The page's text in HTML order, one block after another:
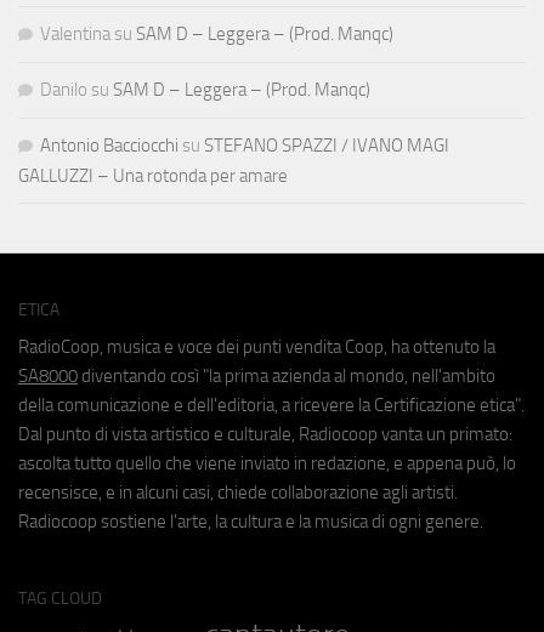
Valentina su SAM D – Leggera – (Prod. Manqc)
Danilo su SAM D – Leggera – (Prod. Manqc)
Antonio Bacciocchi su STEFANO SPAZZI / IVANO MAGI
GALLUZZI – Una rotonda per amare
ETICA
RadioCoop, musica e voce dei punti vendita Coop, ha ottenuto la
SA8000 diventando così "la prima azienda al mondo, nell'ambito
della comunicazione e dell'editoria, a ricevere la Certificazione etica".
Dal punto di vista artistico e culturale, Radiocoop vanta un primato:
ascolta tutto quello che viene inviato in redazione, e appena può, lo
recensisce, e in alcuni casi, chiede collaborazione agli artisti.
Radiocoop sostiene l'arte, la cultura e la musica di ogni genere.
TAG CLOUD